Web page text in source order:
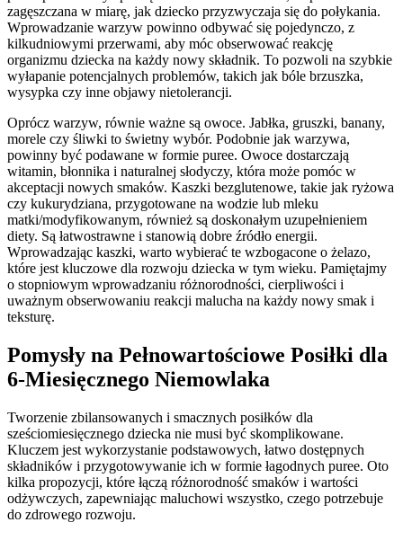
zagęszczana w miarę, jak dziecko przyzwyczaja się do połykania.
Wprowadzanie warzyw powinno odbywać się pojedynczo, z
kilkudniowymi przerwami, aby móc obserwować reakcję
organizmu dziecka na każdy nowy składnik. To pozwoli na szybkie
wyłapanie potencjalnych problemów, takich jak bóle brzuszka,
wysypka czy inne objawy nietolerancji.
Oprócz warzyw, równie ważne są owoce. Jabłka, gruszki, banany,
morele czy śliwki to świetny wybór. Podobnie jak warzywa,
powinny być podawane w formie puree. Owoce dostarczają
witamin, błonnika i naturalnej słodyczy, która może pomóc w
akceptacji nowych smaków. Kaszki bezglutenowe, takie jak ryżowa
czy kukurydziana, przygotowane na wodzie lub mleku
matki/modyfikowanym, również są doskonałym uzupełnieniem
diety. Są łatwostrawne i stanowią dobre źródło energii.
Wprowadzając kaszki, warto wybierać te wzbogacone o żelazo,
które jest kluczowe dla rozwoju dziecka w tym wieku. Pamiętajmy
o stopniowym wprowadzaniu różnorodności, cierpliwości i
uważnym obserwowaniu reakcji malucha na każdy nowy smak i
teksturę.
Pomysły na Pełnowartościowe Posiłki dla
6-Miesięcznego Niemowlaka
Tworzenie zbilansowanych i smacznych posiłków dla
sześciomiesięcznego dziecka nie musi być skomplikowane.
Kluczem jest wykorzystanie podstawowych, łatwo dostępnych
składników i przygotowywanie ich w formie łagodnych puree. Oto
kilka propozycji, które łączą różnorodność smaków i wartości
odżywczych, zapewniając maluchowi wszystko, czego potrzebuje
do zdrowego rozwoju.